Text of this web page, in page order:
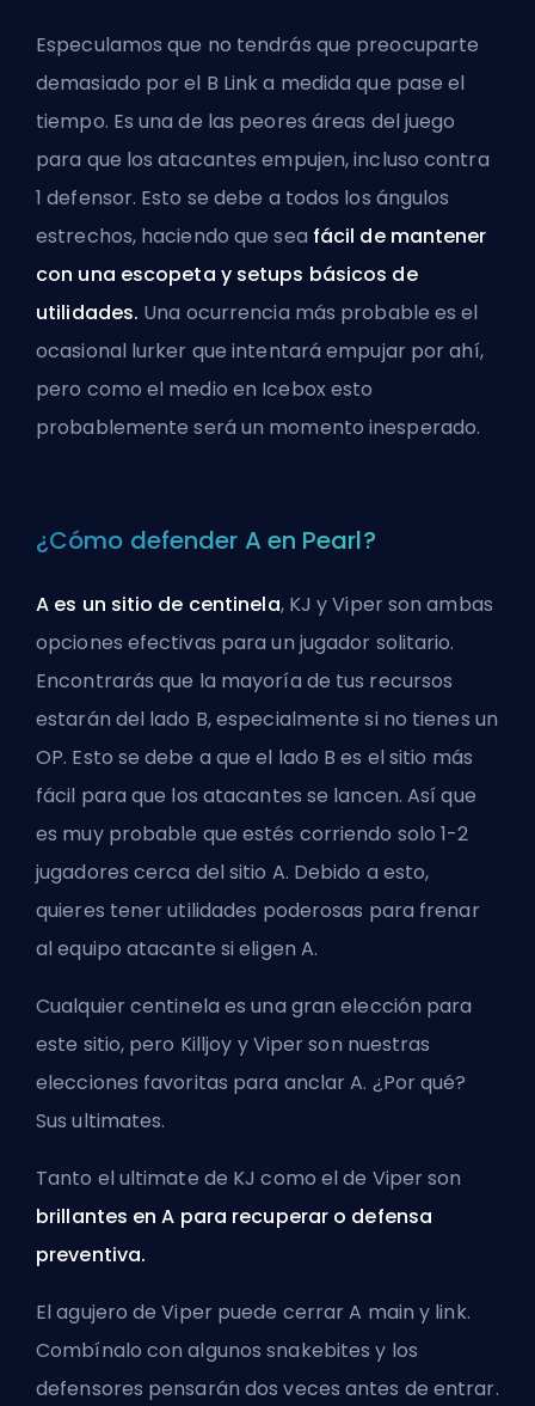
Especulamos que no tendrás que preocuparte
demasiado por el B Link a medida que pase el
tiempo. Es una de las peores áreas del juego
para que los atacantes empujen, incluso contra
1 defensor. Esto se debe a todos los ángulos
estrechos, haciendo que sea fácil de mantener
con una escopeta y setups básicos de
utilidades. Una ocurrencia más probable es el
ocasional lurker que intentará empujar por ahí,
pero como el medio en Icebox esto
probablemente será un momento inesperado.
¿Cómo defender A en Pearl?
A es un sitio de centinela, KJ y Viper son ambas
opciones efectivas para un jugador solitario.
Encontrarás que la mayoría de tus recursos
estarán del lado B, especialmente si no tienes un
OP. Esto se debe a que el lado B es el sitio más
fácil para que los atacantes se lancen. Así que
es muy probable que estés corriendo solo 1-2
jugadores cerca del sitio A. Debido a esto,
quieres tener utilidades poderosas para frenar
al equipo atacante si eligen A.
Cualquier centinela es una gran elección para
este sitio, pero Killjoy y Viper son nuestras
elecciones favoritas para anclar A. ¿Por qué?
Sus ultimates.
Tanto el ultimate de KJ como el de Viper son
brillantes en A para recuperar o defensa
preventiva.
El agujero de Viper puede cerrar A main y link.
Combínalo con algunos snakebites y los
defensores pensarán dos veces antes de entrar.